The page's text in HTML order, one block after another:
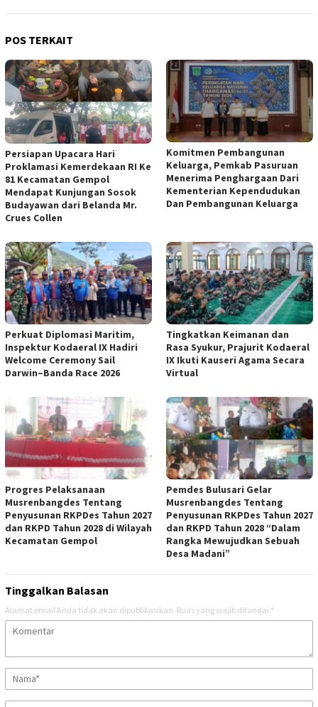
POS TERKAIT
Persiapan Upacara Hari
Proklamasi Kemerdekaan RI Ke
81 Kecamatan Gempol
Mendapat Kunjungan Sosok
Budayawan dari Belanda Mr.
Crues Collen
Komitmen Pembangunan
Keluarga, Pemkab Pasuruan
Menerima Penghargaan Dari
Kementerian Kependudukan
Dan Pembangunan Keluarga
Perkuat Diplomasi Maritim,
Inspektur Kodaeral IX Hadiri
Welcome Ceremony Sail
Darwin–Banda Race 2026
Tingkatkan Keimanan dan
Rasa Syukur, Prajurit Kodaeral
IX Ikuti Kauseri Agama Secara
Virtual
Progres Pelaksanaan
Musrenbangdes Tentang
Penyusunan RKPDes Tahun 2027
dan RKPD Tahun 2028 di Wilayah
Kecamatan Gempol
Pemdes Bulusari Gelar
Musrenbangdes Tentang
Penyusunan RKPDes Tahun 2027
dan RKPD Tahun 2028 “Dalam
Rangka Mewujudkan Sebuah
Desa Madani”
Tinggalkan Balasan
Alamat email Anda tidak akan dipublikasikan. Ruas yang wajib ditandai *